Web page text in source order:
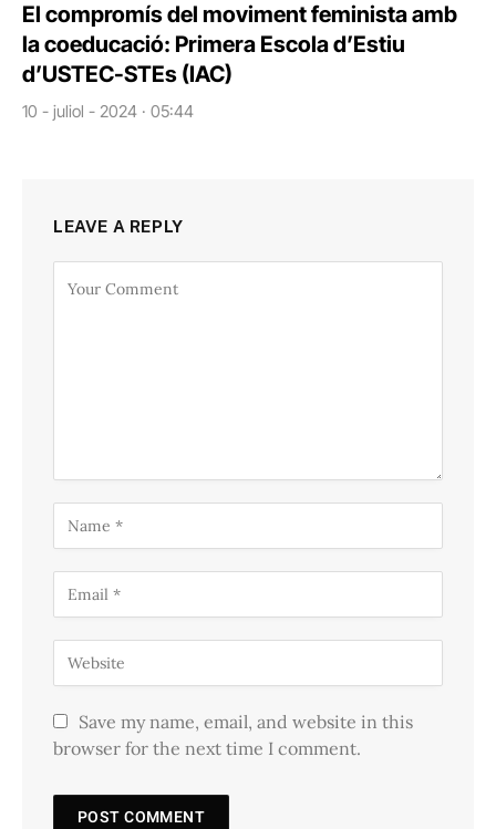
El compromís del moviment feminista amb
la coeducació: Primera Escola d’Estiu
d’USTEC-STEs (IAC)
10 - juliol - 2024 · 05:44
LEAVE A REPLY
Save my name, email, and website in this
browser for the next time I comment.